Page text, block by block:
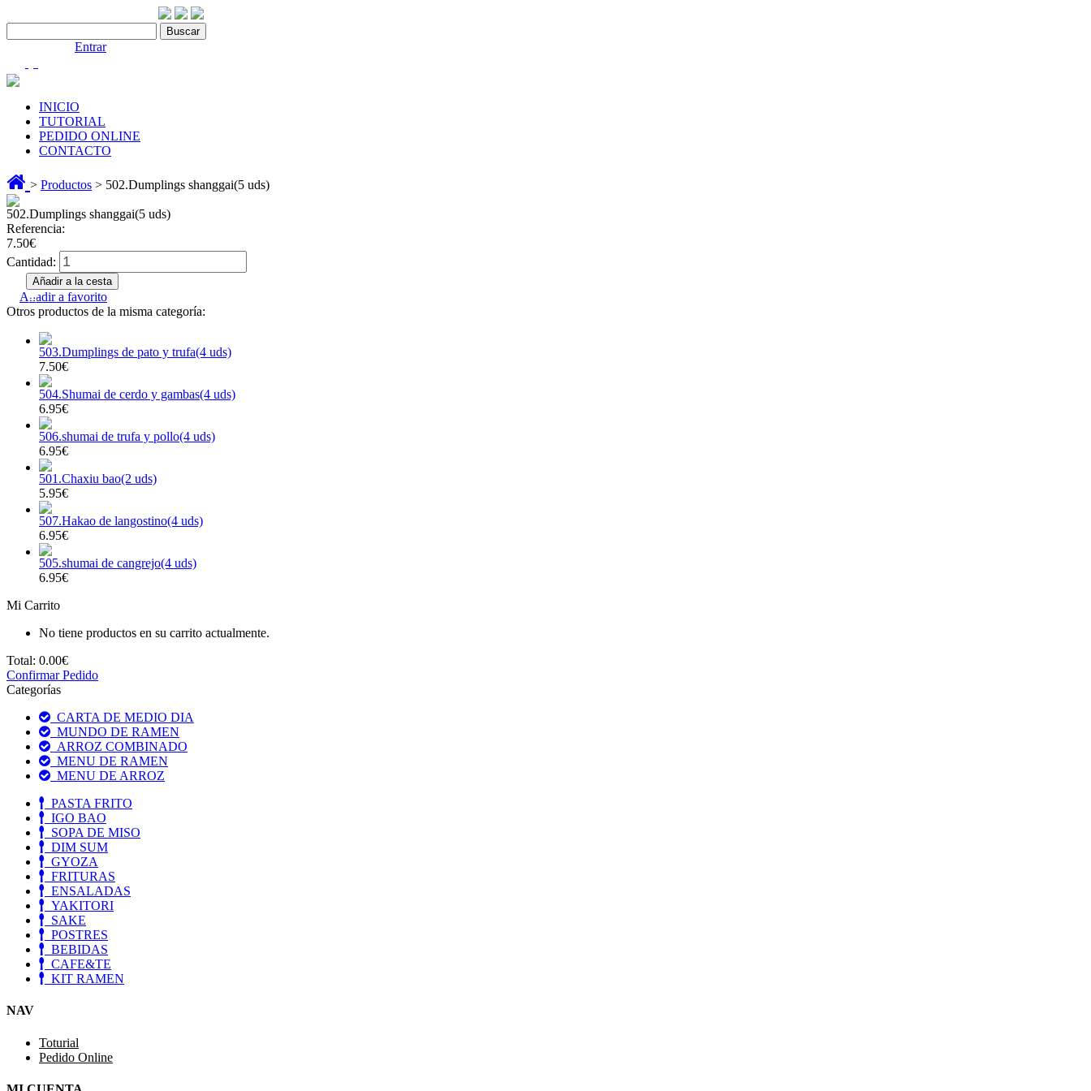
Entrar
INICIO
TUTORIAL
PEDIDO ONLINE
CONTACTO
> Productos > 502.Dumplings shanggai(5 uds)
502.Dumplings shanggai(5 uds)
Referencia:
7.50€
Cantidad:
Añadir a favorito
Otros productos de la misma categoría:
503.Dumplings de pato y trufa(4 uds)
7.50€
504.Shumai de cerdo y gambas(4 uds)
6.95€
506.shumai de trufa y pollo(4 uds)
6.95€
501.Chaxiu bao(2 uds)
5.95€
507.Hakao de langostino(4 uds)
6.95€
505.shumai de cangrejo(4 uds)
6.95€
Mi Carrito
No tiene productos en su carrito actualmente.
Total: 0.00€
Confirmar Pedido
Categorías
CARTA DE MEDIO DIA
MUNDO DE RAMEN
ARROZ COMBINADO
MENU DE RAMEN
MENU DE ARROZ
PASTA FRITO
IGO BAO
SOPA DE MISO
DIM SUM
GYOZA
FRITURAS
ENSALADAS
YAKITORI
SAKE
POSTRES
BEBIDAS
CAFE&TE
KIT RAMEN
NAV
Toturial
Pedido Online